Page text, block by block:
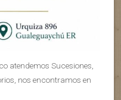
atendemos Sucesiones,
nos encontramos en